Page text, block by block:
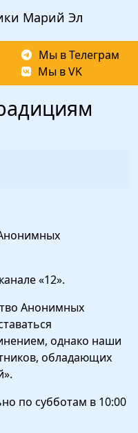
Марий Эл
Мы в Телеграм
Мы в VK
«12».
Анонимных
однако наши
обладающих
по субботам в 10:00